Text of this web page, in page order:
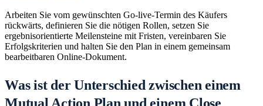
Arbeiten Sie vom gewünschten Go-live-Termin des Käufers
rückwärts, definieren Sie die nötigen Rollen, setzen Sie
ergebnisorientierte Meilensteine mit Fristen, vereinbaren Sie
Erfolgskriterien und halten Sie den Plan in einem gemeinsam
bearbeitbaren Online-Dokument.
Was ist der Unterschied zwischen einem